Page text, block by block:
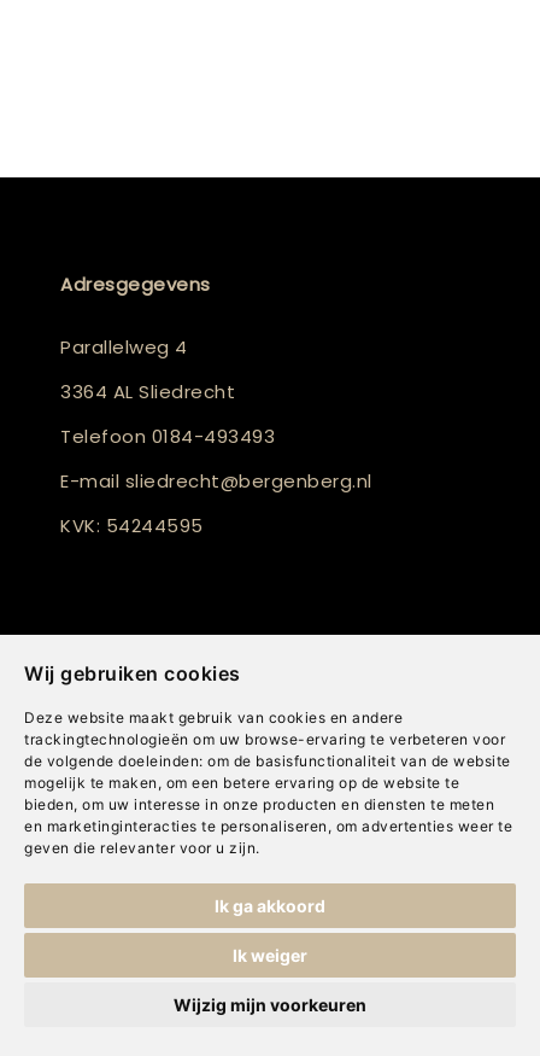
Wij gebruiken cookies
Deze website maakt gebruik van cookies en andere
trackingtechnologieën om uw browse-ervaring te verbeteren voor
de volgende doeleinden: om de basisfunctionaliteit van de website
mogelijk te maken , om een betere ervaring op de website te
bieden, om uw interesse in onze producten en diensten te meten
en marketinginteracties te personaliseren , om advertenties weer te
geven die relevanter voor u zijn.
Ik ga akkoord
Ik weiger
Wijzig mijn voorkeuren
Adresgegevens
Parallelweg 4
3364 AL Sliedrecht
Telefoon 0184-493493
E-mail sliedrecht@bergenberg.nl
KVK: 54244595
Openingstijden
Maandag
Gesloten
Dinsdag
09:30 - 17:30
Woensdag
09:30 - 17:30
Donderdag
09:30 - 17:30
Vrijdag
09:30 - 17:30